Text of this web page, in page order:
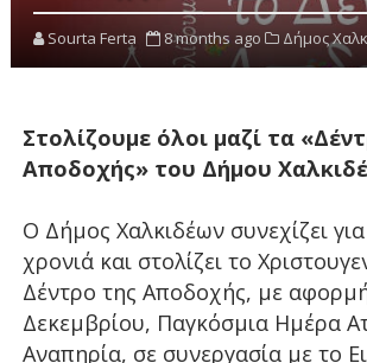
Sourta Ferta 8 months ago Δήμος
Στολίζουμε όλοι μαζί τα
Αποδοχής» του Δήμου
Ο Δήμος Χαλκιδέων συνεχίζει
χρονιά και στολίζει το
Δέντρο της Αποδοχής, με
Δεκεμβρίου, Παγκόσμια Ημέρα
Αναπηρία, σε συνεργασία με το